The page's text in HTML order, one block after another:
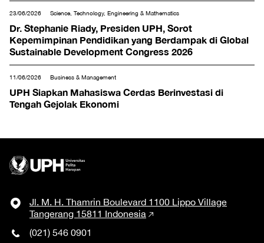
23/06/2026 Science, Technology, Engineering & Mathematics
Dr. Stephanie Riady, Presiden UPH, Sorot
Kepemimpinan Pendidikan yang Berdampak di Global
Sustainable Development Congress 2026
11/06/2026 Business & Management
UPH Siapkan Mahasiswa Cerdas Berinvestasi di
Tengah Gejolak Ekonomi
Jl. M. H. Thamrin Boulevard 1100 Lippo Village
Tangerang 15811 Indonesia
(021) 546 0901